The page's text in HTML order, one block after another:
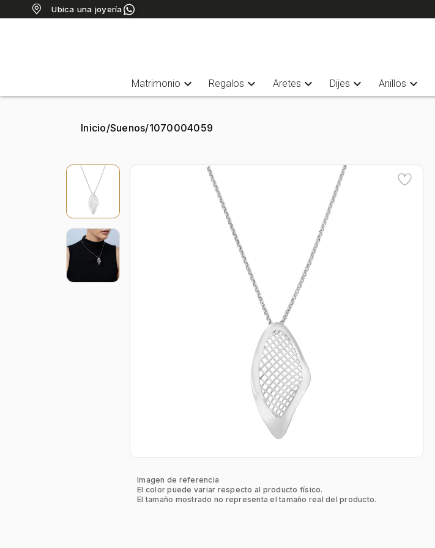
Ubica una joyería
Matrimonio expand_more Regalos expand_more Aretes expand_more Dijes expand_more Anillos expand_more
Inicio/Suenos/1070004059
Imagen de referencia
El color puede variar respecto al producto físico.
El tamaño mostrado no representa el tamaño real del producto.